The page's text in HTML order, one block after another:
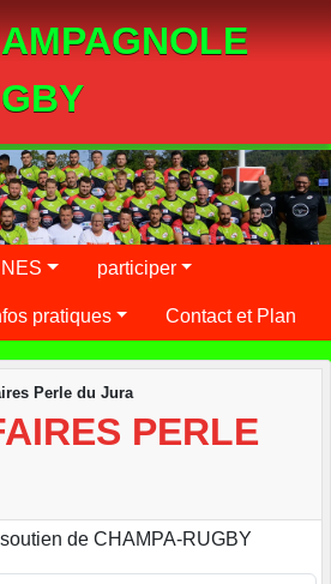
participer
pratiques Contact et Plan
Perle du Jura
PERLE
de CHAMPA-RUGBY